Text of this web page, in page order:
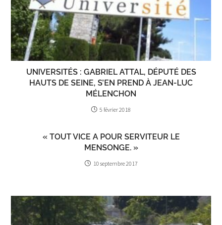
UNIVERSITÉS : GABRIEL ATTAL, DÉPUTÉ DES
HAUTS DE SEINE, S’EN PREND À JEAN-LUC
MÉLENCHON
5 février 2018
« TOUT VICE A POUR SERVITEUR LE
MENSONGE. »
10 septembre 2017